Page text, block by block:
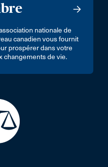
nationale de
canadien vous fournit
prospérer dans votre
changements de vie.